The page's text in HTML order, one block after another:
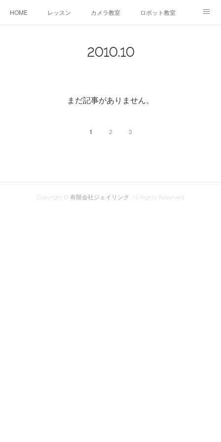
HOME レッスン カメラ教室 ロボット教室
2010.10
まだ記事がありません。
1 2 3
Copyright © 有限会社ジェイリンク. All Rights Reserved.